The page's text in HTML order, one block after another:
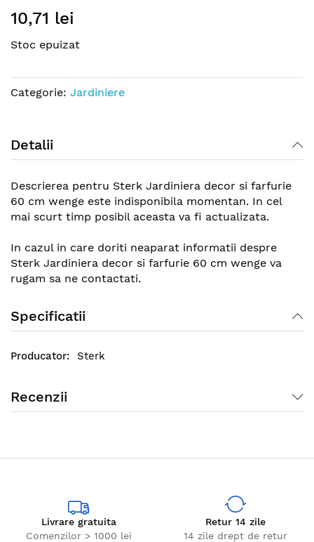
to
beginning
the
images
10,71 lei
Stoc epuizat
Categorie: Jardiniere
Detalii
Descrierea pentru Sterk Jardiniera decor si farfurie
60 cm wenge este indisponibila momentan. In cel
mai scurt timp posibil aceasta va fi actualizata.
In cazul in care doriti neaparat informatii despre
Sterk Jardiniera decor si farfurie 60 cm wenge va
rugam sa ne contactati.
Specificatii
Sterk
Recenzii
Livrare gratuita
Comenzilor > 1000 lei
Retur 14 zile
14 zile drept de retur